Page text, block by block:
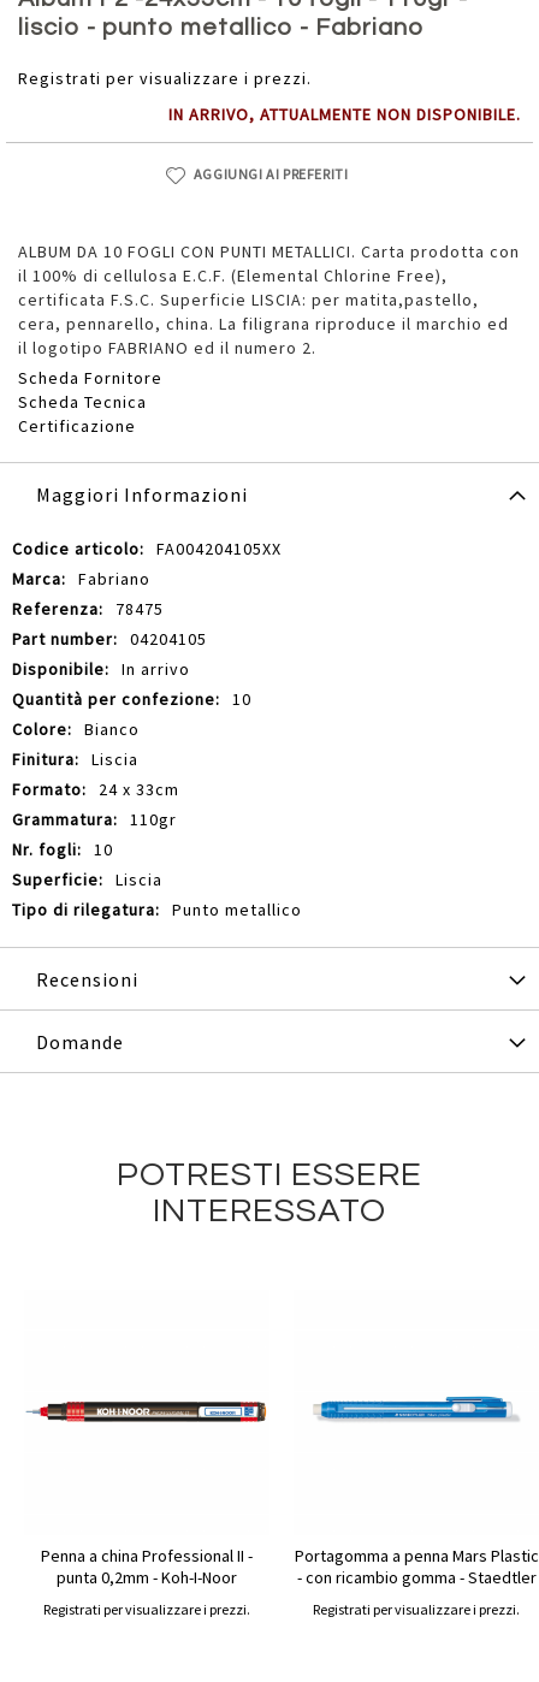
liscio - punto metallico - Fabriano
Registrati per visualizzare i prezzi.
IN ARRIVO, ATTUALMENTE NON DISPONIBILE.
AGGIUNGI AI PREFERITI
ALBUM DA 10 FOGLI CON PUNTI METALLICI. Carta prodotta con
il 100% di cellulosa E.C.F. (Elemental Chlorine Free),
certificata F.S.C. Superficie LISCIA: per matita,pastello,
cera, pennarello, china. La filigrana riproduce il marchio ed
il logotipo FABRIANO ed il numero 2.
Scheda Fornitore
Scheda Tecnica
Certificazione
della
galleria
immagini
Maggiori Informazioni
Maggiori
Informazioni
FA004204105XX
Fabriano
78475
04204105
In arrivo
10
Bianco
Liscia
24 x 33cm
110gr
10
Liscia
Punto metallico
Recensioni
Domande
POTRESTI ESSERE
INTERESSATO
Penna a china Professional II -
punta 0,2mm - Koh-I-Noor
Registrati per visualizzare i prezzi.
Portagomma a penna Mars Plastic
- con ricambio gomma - Staedtler
Registrati per visualizzare i prezzi.